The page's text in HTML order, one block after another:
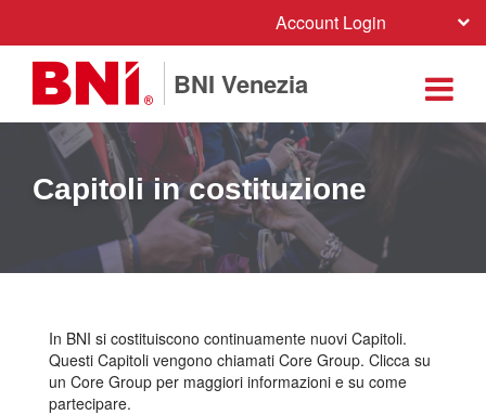
Account Login
BNI Venezia
Capitoli in costituzione
In BNI si costituiscono continuamente nuovi Capitoli.
Questi Capitoli vengono chiamati Core Group. Clicca su
un Core Group per maggiori informazioni e su come
partecipare.